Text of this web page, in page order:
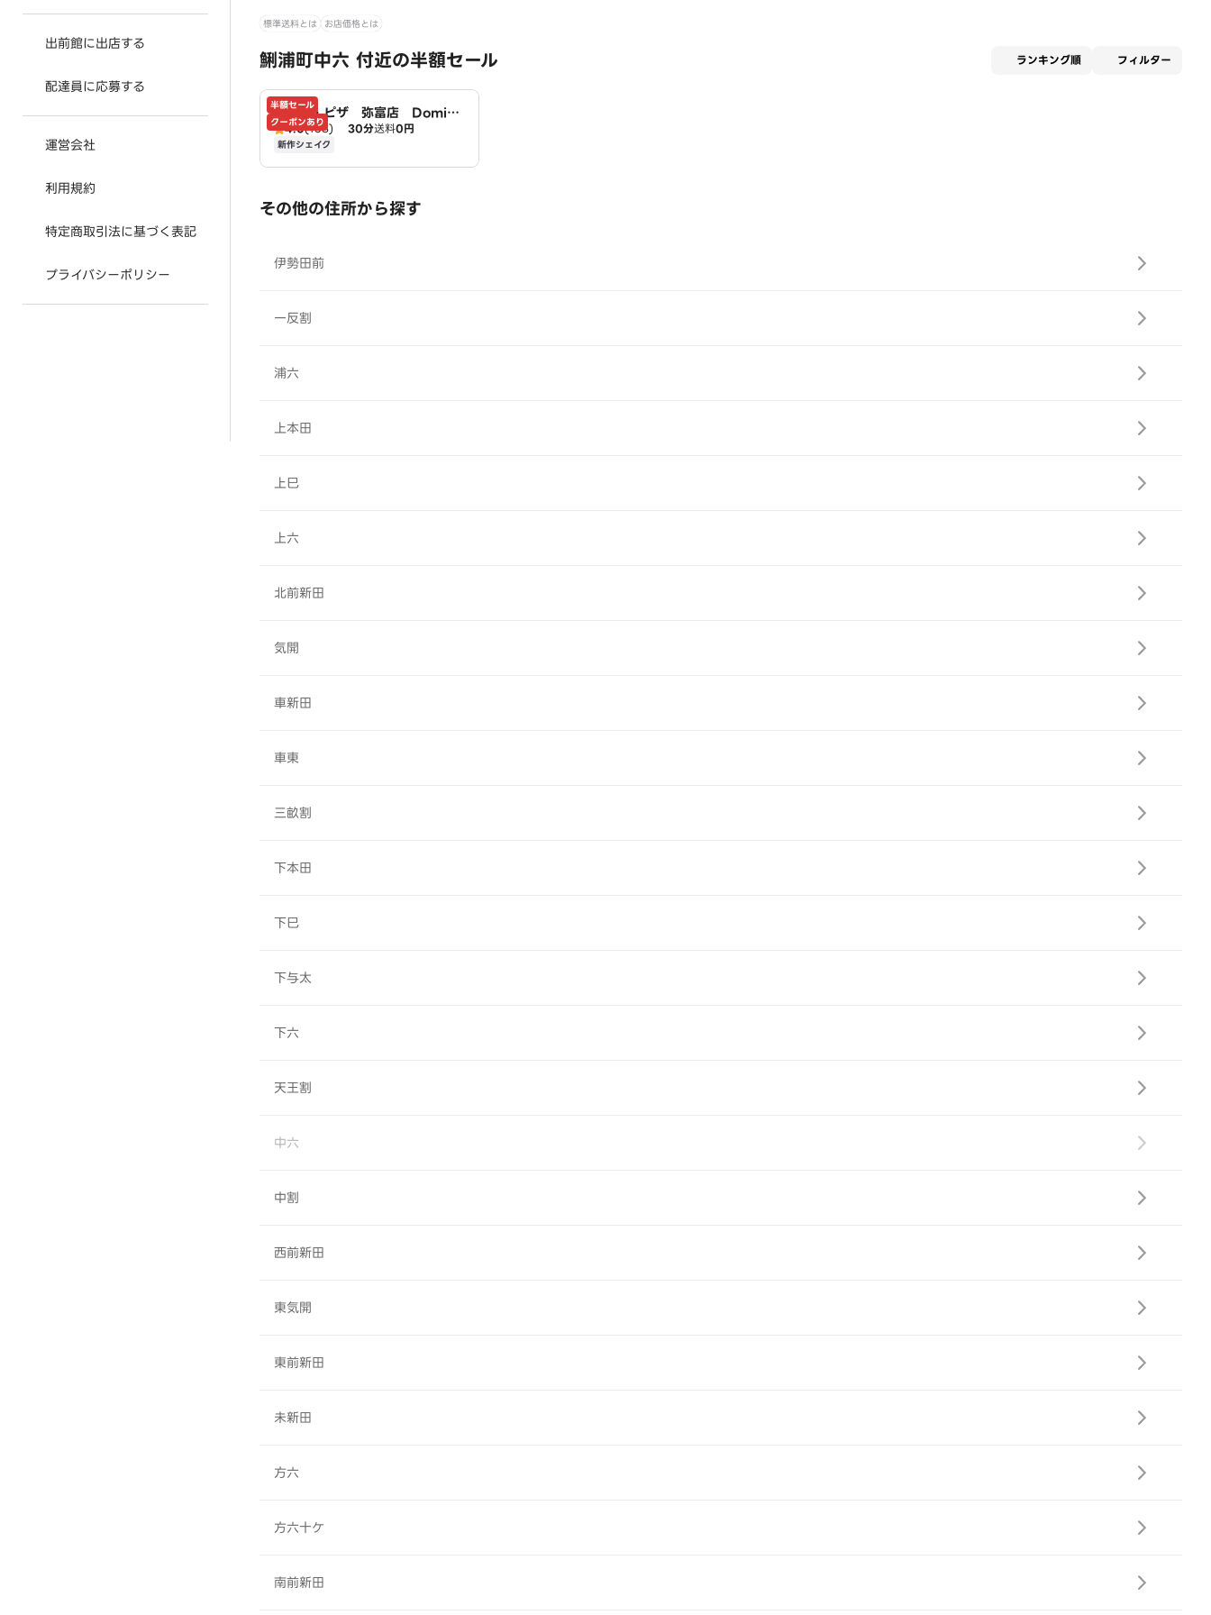
出前館に出店する
配達員に応募する
運営会社
利用規約
特定商取引法に基づく表記
プライバシーポリシー
標準送料とは お店価格とは
鯏浦町中六 付近の半額セール ランキング順 フィルター
半額セール
クーポンあり
ドミノ・ピザ 弥富店 Domin
o's4.0(168) 30分送料0円
新作シェイク
その他の住所から探す
伊勢田前
一反割
浦六
上本田
上巳
上六
北前新田
気開
車新田
車東
三畝割
下本田
下巳
下与太
下六
天王割
中六
中割
西前新田
東気開
東前新田
未新田
方六
方六十ケ
南前新田